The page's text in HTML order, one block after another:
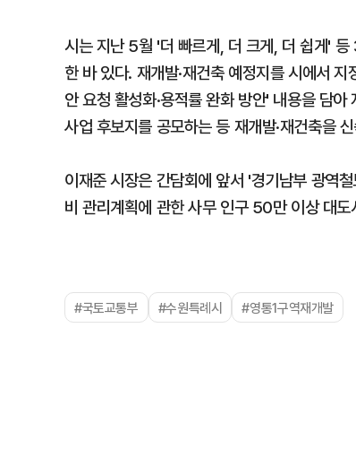
시는 지난 5월 '더 빠르게, 더 크게, 더 쉽게'
한 바 있다. 재개발·재건축 예정지를 시에서
안 요청 활성화·용적률 완화 방안' 내용을 담
사업 후보지를 공모하는 등 재개발·재건축을
이재준 시장은 간담회에 앞서 '경기남부 광역
비 관리계획에 관한 사무 인구 50만 이상 대
#국토교통부 #수원특례시 #영통1구역재개발